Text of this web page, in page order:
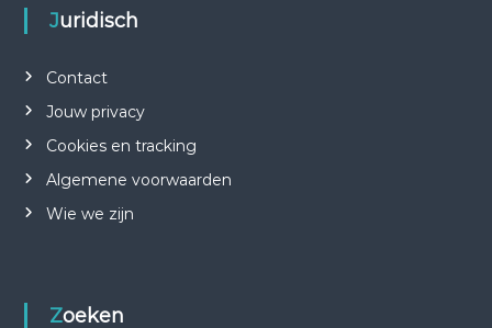
Juridisch
Contact
Jouw privacy
Cookies en tracking
Algemene voorwaarden
Wie we zijn
Zoeken